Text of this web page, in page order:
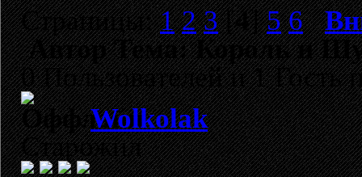
Страницы:1 2 3[4]5 6
АвторТема: Король и
0 Пользователей и 1 Гость
Wolkolak
Старожил